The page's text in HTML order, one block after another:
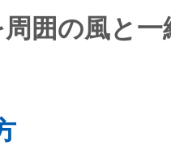
囲の風と